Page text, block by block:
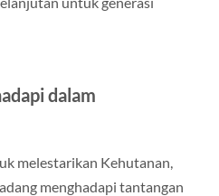
dalam
melestarikan Kehutanan,
menghadapi tantangan